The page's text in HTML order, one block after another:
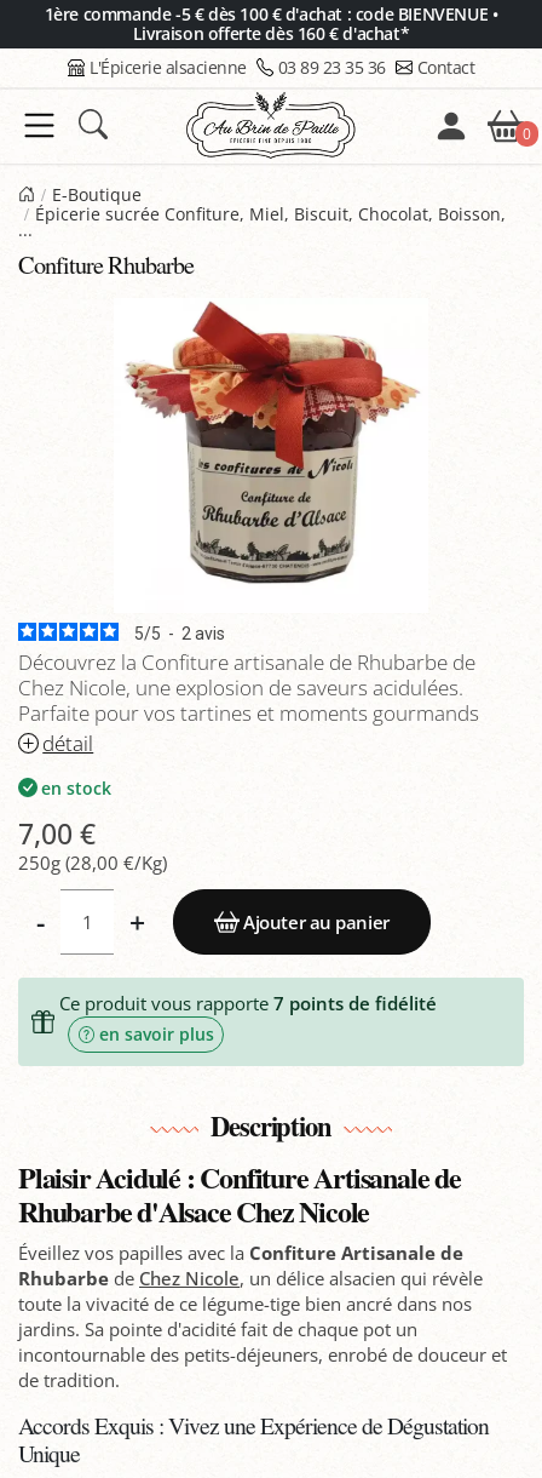
1ère commande -5 € dès 100 € d'achat : code BIENVENUE •
Livraison offerte dès 160 € d'achat*
L'Épicerie alsacienne 03 89 23 35 36 Contact
0
E-Boutique
Épicerie sucrée Confiture, Miel, Biscuit, Chocolat, Boisson,
...
Confiture Rhubarbe
5/5 - 2 avis
Découvrez la Confiture artisanale de Rhubarbe de
Chez Nicole, une explosion de saveurs acidulées.
Parfaite pour vos tartines et moments gourmands
détail
en stock
7,00 €
250g (28,00 €/Kg)
- + Ajouter au panier
Ce produit vous rapporte 7 points de fidélité
en savoir plus
Description
Plaisir Acidulé : Confiture Artisanale de
Rhubarbe d'Alsace Chez Nicole
Éveillez vos papilles avec la Confiture Artisanale de
Rhubarbe de Chez Nicole, un délice alsacien qui révèle
toute la vivacité de ce légume-tige bien ancré dans nos
jardins. Sa pointe d'acidité fait de chaque pot un
incontournable des petits-déjeuners, enrobé de douceur et
de tradition.
Accords Exquis : Vivez une Expérience de Dégustation
Unique
Panneau de gestion des cookies